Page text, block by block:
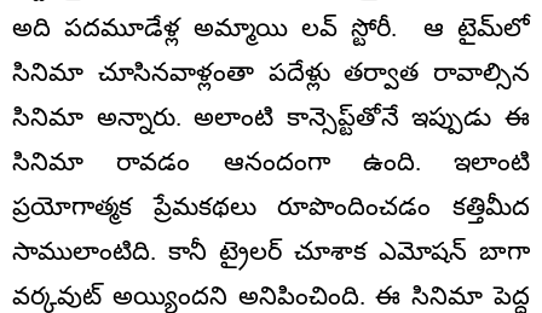
అది పదమూడేళ్ల అమ్మాయి లవ్ స్టోరీ. ఆ టైమ్‌లో
సినిమా చూసినవాళ్లంతా పదేళ్లు తర్వాత రావాల్సిన
సినిమా అన్నారు. అలాంటి కాన్సెప్ట్‌తోనే ఇప్పుడు ఈ
సినిమా రావడం ఆనందంగా ఉంది. ఇలాంటి
ప్రయోగాత్మక ప్రేమకథలు రూపొందించడం కత్తిమీద
సాములాంటిది. కానీ ట్రైలర్ చూశాక ఎమోషన్ బాగా
వర్కవుట్ అయ్యిందని అనిపించింది. ఈ సినిమా పెద్ద